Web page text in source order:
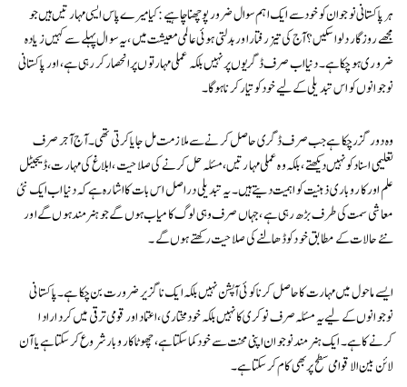
ہر پاکستانی نوجوان کو خود سے ایک اہم سوال ضرور پوچھنا چاہیے: کیا میرے پاس ایسی مہارتیں ہیں جو
مجھے روزگار دلوا سکیں؟ آج کی تیز رفتار اور بدلتی ہوئی عالمی معیشت میں، یہ سوال پہلے سے کہیں زیادہ
ضروری ہو چکا ہے۔ دنیا اب صرف ڈگریوں پر نہیں بلکہ عملی مہارتوں پر انحصار کر رہی ہے، اور پاکستانی
نوجوانوں کو اس تبدیلی کے لیے خود کو تیار کرنا ہوگا۔
وہ دور گزر چکا ہے جب صرف ڈگری حاصل کرنے سے ملازمت مل جایا کرتی تھی۔ آج آجر صرف
تعلیمی اسناد کو نہیں دیکھتے، بلکہ وہ عملی مہارتیں، مسئلہ حل کرنے کی صلاحیت، ابلاغ کی مہارت، ڈیجیٹل
علم اور کاروباری ذہنیت کو اہمیت دیتے ہیں۔ یہ تبدیلی دراصل اس بات کا اشارہ ہے کہ دنیا اب ایک نئی
معاشی سمت کی طرف بڑھ رہی ہے، جہاں صرف وہی لوگ کامیاب ہوں گے جو ہنر مند ہوں گے اور
نئے حالات کے مطابق خود کو ڈھالنے کی صلاحیت رکھتے ہوں گے۔
ایسے ماحول میں مہارت کا حاصل کرنا کوئی آپشن نہیں بلکہ ایک ناگزیر ضرورت بن چکا ہے۔ پاکستانی
نوجوانوں کے لیے یہ مسئلہ صرف نوکری کا نہیں بلکہ خودمختاری، اعتماد اور قومی ترقی میں کردار ادا
کرنے کا ہے۔ ایک ہنر مند نوجوان اپنی محنت سے خود کما سکتا ہے، چھوٹا کاروبار شروع کر سکتا ہے یا آن
لائن بین الاقوامی سطح پر بھی کام کر سکتا ہے۔